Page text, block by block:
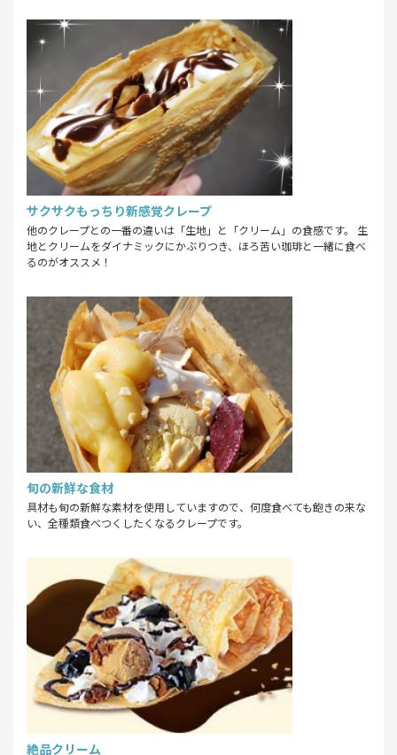
サクサクもっちり新感覚クレープ
他のクレープとの一番の違いは「生地」と「クリーム」の食感です。 生
地とクリームをダイナミックにかぶりつき、ほろ苦い珈琲と一緒に食べ
るのがオススメ！
旬の新鮮な食材
具材も旬の新鮮な素材を使用していますので、何度食べても飽きの来な
い、全種類食べつくしたくなるクレープです。
絶品クリーム